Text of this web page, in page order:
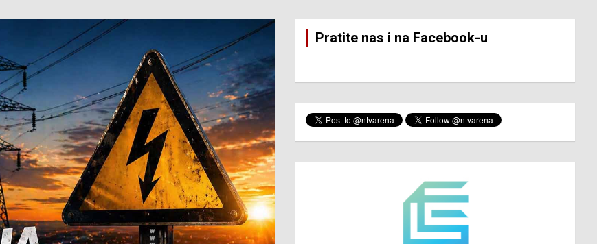
Pratite nas i na Facebook-u